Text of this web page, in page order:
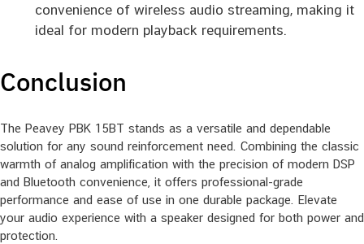
convenience of wireless audio streaming, making it
ideal for modern playback requirements.
Conclusion
The Peavey PBK 15BT stands as a versatile and dependable
solution for any sound reinforcement need. Combining the classic
warmth of analog amplification with the precision of modern DSP
and Bluetooth convenience, it offers professional-grade
performance and ease of use in one durable package. Elevate
your audio experience with a speaker designed for both power and
protection.